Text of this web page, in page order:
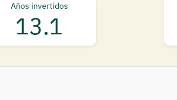
Años invertidos
13.1